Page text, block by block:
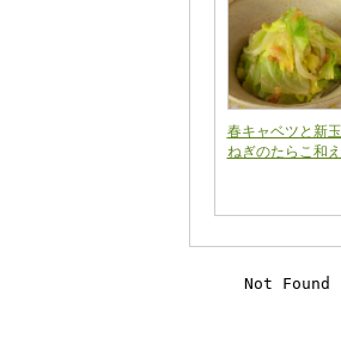
春キャベツと新玉
ねぎのたらこ和え